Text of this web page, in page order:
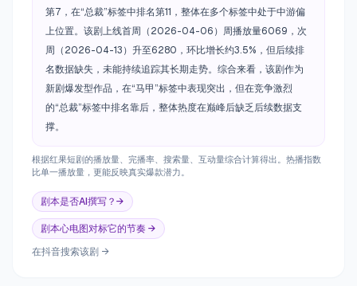
第7，在“总裁”标签中排名第11，整体在多个标签中处于中游偏
上位置。该剧上线首周（2026-04-06）周播放量6069，次
周（2026-04-13）升至6280，环比增长约3.5%，但后续排
名数据缺失，未能持续追踪其长期走势。综合来看，该剧作为
新剧爆发型作品，在“马甲”标签中表现突出，但在竞争激烈
的“总裁”标签中排名靠后，整体热度在巅峰后缺乏后续数据支
撑。
根据红果短剧的播放量、完播率、搜索量、互动量综合计算得出。热播指数
比单一播放量，更能反映真实爆款潜力。
剧本是否AI撰写？→
剧本心电图对标它的节奏 →
在抖音搜索该剧 →